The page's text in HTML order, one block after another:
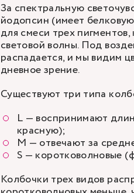
За спектральную
йодопсин (имеет
для смеси трех
световой волны. Под
распадается, и мы видим
дневное зрение.
Существуют три типа
L — воспринимают
красную);
M — отвечают за
S — коротковолновые
Колбочки трех видов